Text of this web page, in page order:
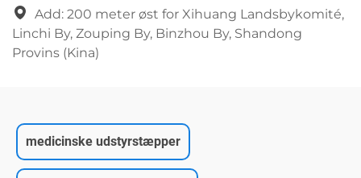
Add: 200 meter øst for Xihuang Landsbykomité,
Linchi By, Zouping By, Binzhou By, Shandong
Provins (Kina)
medicinske udstyrstæpper